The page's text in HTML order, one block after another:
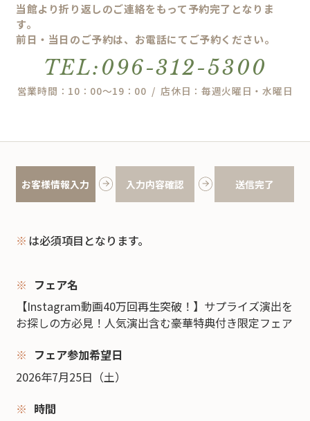
当館より折り返しのご連絡をもって予約完了となりま
す。
前日・当日のご予約は、お電話にてご予約ください。
TEL:096-312-5300
営業時間：10：00～19：00 / 店休日：毎週火曜日・水曜日
お客様情報入力 入力内容確認 送信完了
※ は必須項目となります。
フェア名
【Instagram動画40万回再生突破！】サプライズ演出を
お探しの方必見！人気演出含む豪華特典付き限定フェア
フェア参加希望日
2026年7月25日（土）
時間